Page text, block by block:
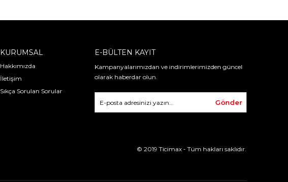
KURUMSAL
Hakkımızda
İletişim
Sıkça Sorulan Sorular
E-BÜLTEN KAYIT
Kampanyalarımızdan ve indirimlerimizden güncel
olarak haberdar olun.
Gönder
© 2019 Ticimax - Tüm hakları saklıdır.